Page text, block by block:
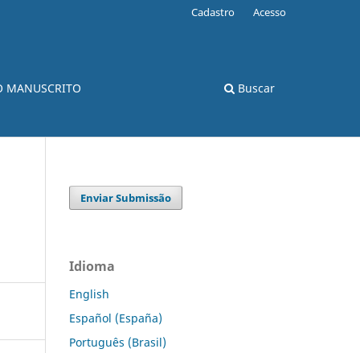
MANUSCRITO Buscar
Cadastro Acesso
Enviar Submissão
Idioma
English
Español (España)
Português (Brasil)